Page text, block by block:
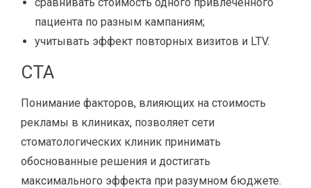
пациента по разным кампаниям;
учитывать эффект повторных визитов и LTV.
CTA
Понимание факторов, влияющих на стоимость
рекламы в клиниках, позволяет сети
стоматологических клиник принимать
обоснованные решения и достигать
максимального эффекта при разумном бюджете.